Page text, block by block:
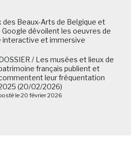
des Beaux-Arts de Belgique et
Google dévoilent les oeuvres de
interactive et immersive
/ Les musées et lieux de
français publient et
leur fréquentation
(20/02/2026)
le 20 février 2026